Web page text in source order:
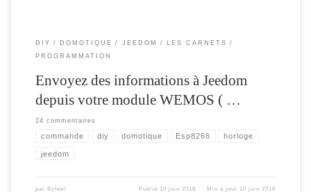
DIY DOMOTIQUE JEEDOM
LES CARNETS
PROGRAMMATION
Envoyez des informations à Jeedom
depuis votre module WEMOS ( …
24 commentaires
commande diy domotique Esp8266 horloge
jeedom
par Byfeel Publié 10 juin 2018 Mis à jour 10 juin 2018